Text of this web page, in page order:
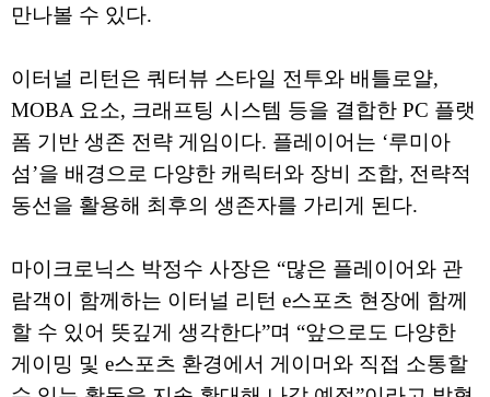
만나볼 수 있다.
이터널 리턴은 쿼터뷰 스타일 전투와 배틀로얄,
MOBA 요소, 크래프팅 시스템 등을 결합한 PC 플랫
폼 기반 생존 전략 게임이다. 플레이어는 ‘루미아
섬’을 배경으로 다양한 캐릭터와 장비 조합, 전략적
동선을 활용해 최후의 생존자를 가리게 된다.
마이크로닉스 박정수 사장은 “많은 플레이어와 관
람객이 함께하는 이터널 리턴 e스포츠 현장에 함께
할 수 있어 뜻깊게 생각한다”며 “앞으로도 다양한
게이밍 및 e스포츠 환경에서 게이머와 직접 소통할